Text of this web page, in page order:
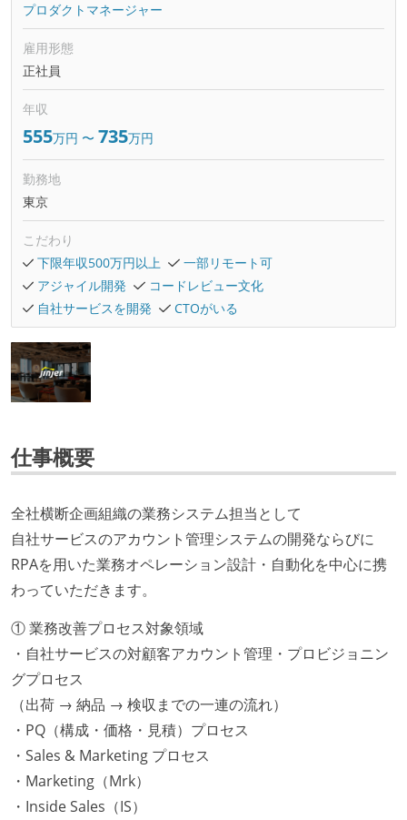
プロダクトマネージャー
雇用形態
正社員
年収
555万円 〜 735万円
勤務地
東京
こだわり
下限年収500万円以上
一部リモート可
アジャイル開発
コードレビュー文化
自社サービスを開発
CTOがいる
仕事概要
全社横断企画組織の業務システム担当として
自社サービスのアカウント管理システムの開発ならびに
RPAを用いた業務オペレーション設計・自動化を中心に携
わっていただきます。
① 業務改善プロセス対象領域
・自社サービスの対顧客アカウント管理・プロビジョニン
グプロセス
（出荷 → 納品 → 検収までの一連の流れ）
・PQ（構成・価格・見積）プロセス
・Sales & Marketing プロセス
・Marketing（Mrk）
・Inside Sales（IS）